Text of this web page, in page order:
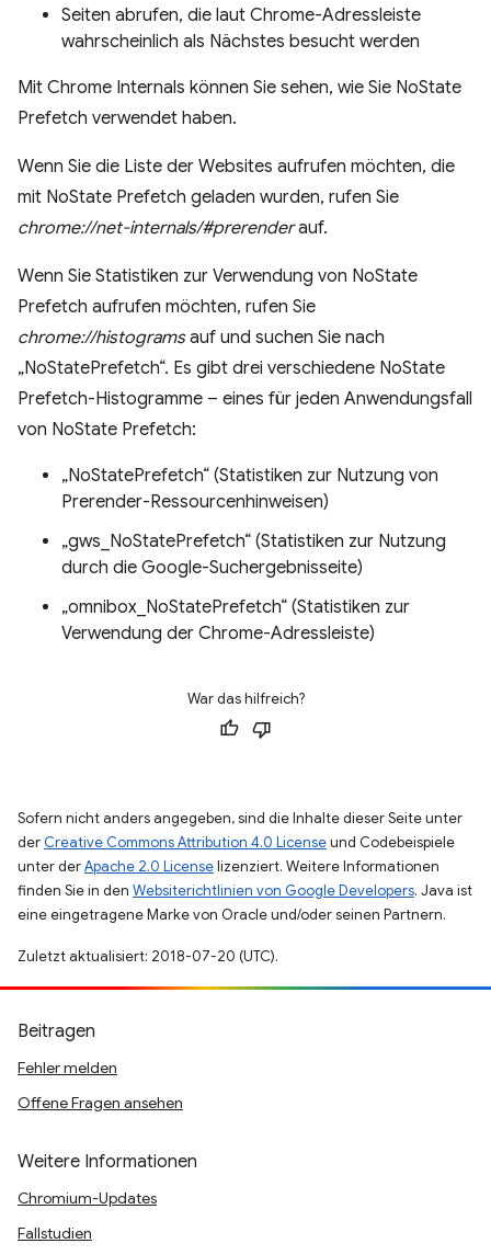
Seiten abrufen, die laut Chrome-Adressleiste
wahrscheinlich als Nächstes besucht werden
Mit Chrome Internals können Sie sehen, wie Sie NoState
Prefetch verwendet haben.
Wenn Sie die Liste der Websites aufrufen möchten, die
mit NoState Prefetch geladen wurden, rufen Sie
chrome://net-internals/#prerenderauf.
Wenn Sie Statistiken zur Verwendung von NoState
Prefetch aufrufen möchten, rufen Sie
chrome://histogramsauf und suchen Sie nach
„NoStatePrefetch“. Es gibt drei verschiedene NoState
Prefetch-Histogramme – eines für jeden Anwendungsfall
von NoState Prefetch:
„NoStatePrefetch“ (Statistiken zur Nutzung von
Prerender-Ressourcenhinweisen)
„gws_NoStatePrefetch“ (Statistiken zur Nutzung
durch die Google-Suchergebnisseite)
„omnibox_NoStatePrefetch“ (Statistiken zur
Verwendung der Chrome-Adressleiste)
War das hilfreich?
Sofern nicht anders angegeben, sind die Inhalte dieser Seite unter
der Creative Commons Attribution 4.0 Licenseund Codebeispiele
unter derApache 2.0 Licenselizenziert. Weitere Informationen
finden Sie in den Websiterichtlinien von Google Developers. Java ist
eine eingetragene Marke von Oracle und/oder seinen Partnern.
Zuletzt aktualisiert: 2018-07-20 (UTC).
Beitragen
Fehler melden
Offene Fragen ansehen
Weitere Informationen
Chromium-Updates
Fallstudien